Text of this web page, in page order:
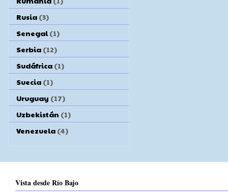
Rusia (3)
Senegal (1)
Serbia (12)
Sudáfrica (1)
Suecia (1)
Uruguay (17)
Uzbekistán (1)
Venezuela (4)
Vista desde Río Bajo